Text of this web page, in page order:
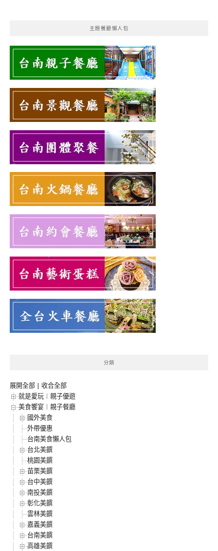
主題餐廳懶人包
分類
展開全部 | 收合全部
就是愛玩︱親子優遊
美食饗宴︱親子餐廳
國外美食
外帶優惠
台南美食懶人包
台北美饌
桃園美饌
苗栗美饌
台中美饌
南投美饌
彰化美饌
雲林美饌
嘉義美饌
台南美饌
高雄美饌